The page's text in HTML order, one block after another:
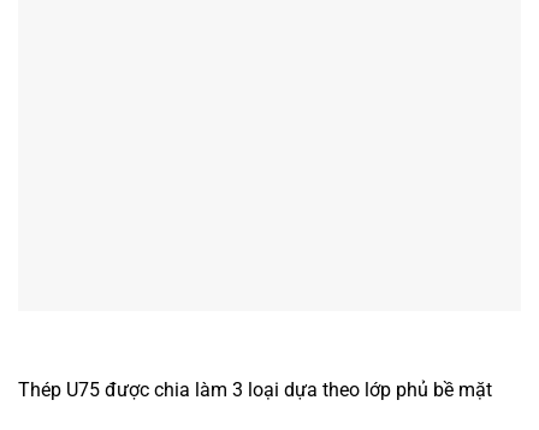
Thép U75 được chia làm 3 loại dựa theo lớp phủ bề mặt